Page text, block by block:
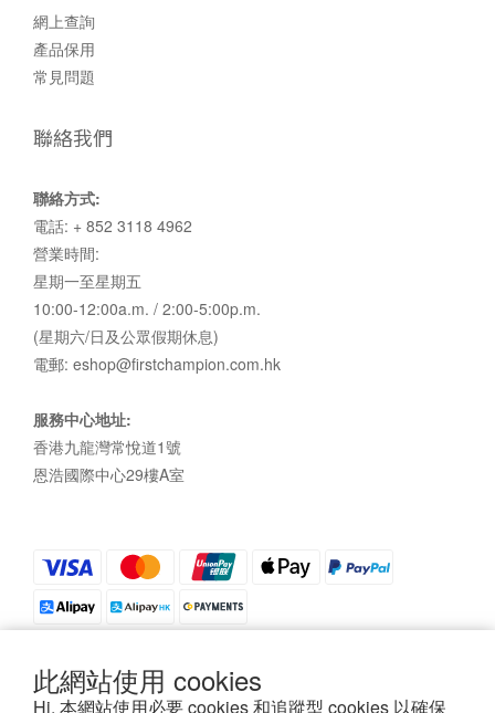
此網站使用 cookies
Hi, 本網站使用必要 cookies 和追蹤型 cookies 以確保
網上查詢
產品保用
常見問題
聯絡我們
聯絡方式:
電話: + 852 3118 4962
營業時間:
星期一至星期五
10:00-12:00a.m. / 2:00-5:00p.m.
(星期六/日及公眾假期休息)
電郵: eshop@firstchampion.com.hk
服務中心地址:
香港九龍灣常悅道1號
恩浩國際中心29樓A室